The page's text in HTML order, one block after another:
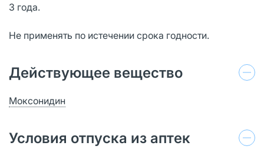
3 года.
Не применять по истечении срока годности.
Действующее вещество
Моксонидин
Условия отпуска из аптек